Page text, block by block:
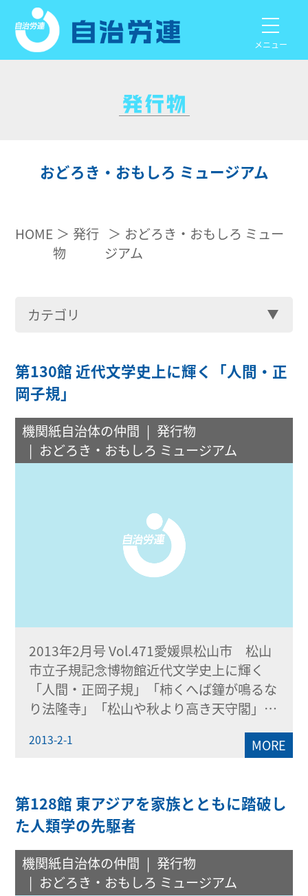
メニュー
おどろき・おもしろ ミュージアム
HOME
発行
物
おどろき・おもしろ ミュー
ジアム
カテゴリ
第130館 近代文学史上に輝く「人間・正
岡子規」
機関紙自治体の仲間
発行物
おどろき・おもしろ ミュージアム
2013年2月号 Vol.471愛媛県松山市 松山
市立子規記念博物館近代文学史上に輝く
「人間・正岡子規」「柿くへば鐘が鳴るな
り法隆寺」「松山や秋より高き天守閣」…
2013-2-1 MORE
第128館 東アジアを家族とともに踏破し
た人類学の先駆者
機関紙自治体の仲間
発行物
おどろき・おもしろ ミュージアム